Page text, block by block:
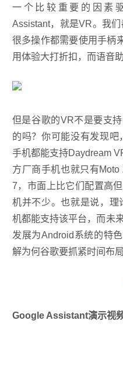
一个比较重要的因素
Assistant，就是VR。我
很多操作都需要使用手柄
用体验大打折扣，而语音
但是谷歌的VR不是要支
的吗？你可能没有发现
手机都能支持Daydream
方厂商手机也就只有
7，市面上比它们配置高
机并不少。也就是说，理
机都能支持该平台，而未
发展为Android系统的特
解为何谷歌要抓紧时间布
Google Assistant演示视频